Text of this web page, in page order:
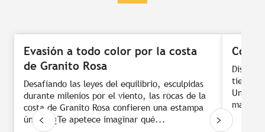
Evasión a todo color por la costa
de Granito Rosa
Desafiando las leyes del equilibrio, esculpidas
durante milenios por el viento, las rocas de la
costa de Granito Rosa confieren una estampa
única. ¿Te apetece imaginar qué...
tierra y
Una